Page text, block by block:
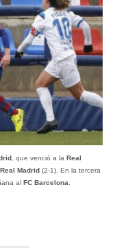
, que venció a la Real
Real Madrid (2-1). En la tercera
al FC Barcelona.